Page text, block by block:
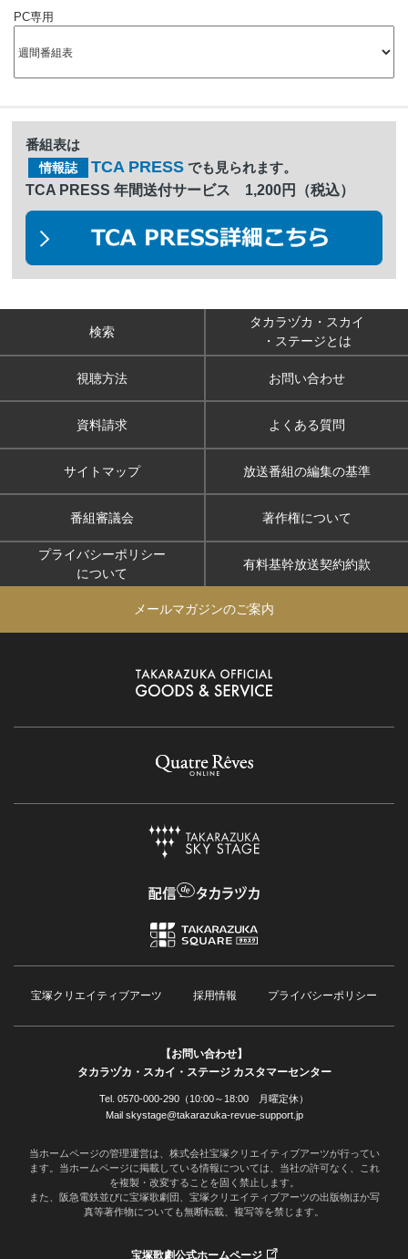
PC専用
番組表は
情報誌 TCA PRESS でも見られます。
TCA PRESS 年間送付サービス 1,200円（税込）
検索
タカラヅカ・スカイ
・ステージとは
視聴方法 お問い合わせ
資料請求 よくある質問
サイトマップ 放送番組の編集の基準
番組審議会 著作権について
プライバシーポリシー
について
有料基幹放送契約約款
メールマガジンのご案内
宝塚クリエイティブアーツ 採用情報 プライバシーポリシー
【お問い合わせ】
タカラヅカ・スカイ・ステージ カスタマーセンター
Tel. 0570-000-290（10:00～18:00 月曜定休）
Mail skystage@takarazuka-revue-support.jp
当ホームページの管理運営は、株式会社宝塚クリエイティブアーツが行ってい
ます。当ホームページに掲載している情報については、当社の許可なく、これ
を複製・改変することを固く禁止します。
また、阪急電鉄並びに宝塚歌劇団、宝塚クリエイティブアーツの出版物ほか写
真等著作物についても無断転載、複写等を禁じます。
宝塚歌劇公式ホームページ